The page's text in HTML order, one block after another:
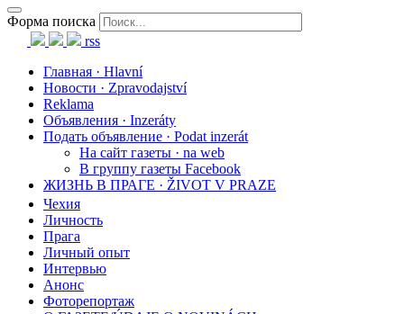
Форма поиска
rss
Главная · Hlavní
Новости · Zpravodajství
Reklama
Объявления · Inzeráty
Подать объявление · Podat inzerát
На сайт газеты · na web
В группу газеты Facebook
ЖИЗНЬ В ПРАГЕ · ŽIVOT V PRAZE
Чехия
Личность
Прага
Личный опыт
Интервью
Анонс
Фоторепортаж